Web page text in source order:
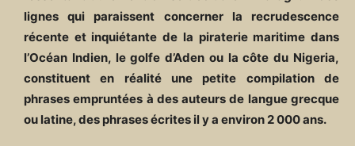
lignes qui paraissent concerner la recrudescence
récente et inquiétante de la piraterie maritime dans
l’Océan Indien, le golfe d’Aden ou la côte du Nigeria,
constituent en réalité une petite compilation de
phrases empruntées à des auteurs de langue grecque
ou latine, des phrases écrites il y a environ 2 000 ans.